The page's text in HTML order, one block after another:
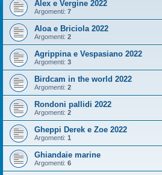
Alex e Vergine 2022
Argomenti: 7
Aloa e Briciola 2022
Argomenti: 2
Agrippina e Vespasiano 2022
Argomenti: 3
Birdcam in the world 2022
Argomenti: 2
Rondoni pallidi 2022
Argomenti: 2
Gheppi Derek e Zoe 2022
Argomenti: 1
Ghiandaie marine
Argomenti: 6